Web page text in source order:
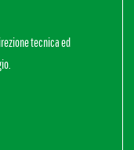
tecnica ed